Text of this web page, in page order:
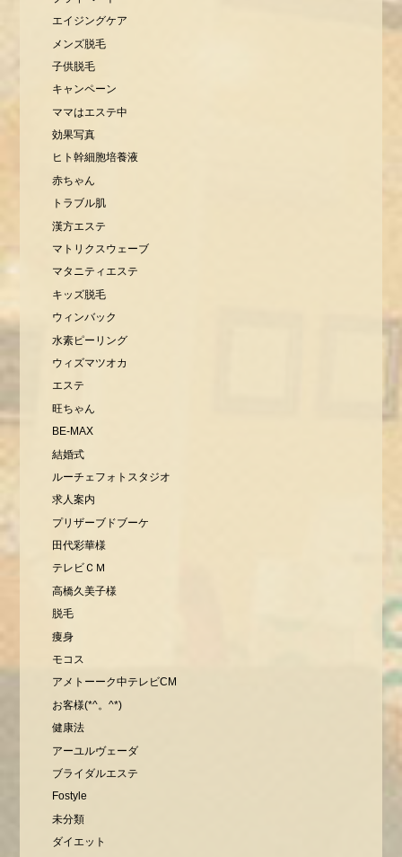
エイジングケア
メンズ脱毛
子供脱毛
キャンペーン
ママはエステ中
効果写真
ヒト幹細胞培養液
赤ちゃん
トラブル肌
漢方エステ
マトリクスウェーブ
マタニティエステ
キッズ脱毛
ウィンバック
水素ピーリング
ウィズマツオカ
エステ
旺ちゃん
BE-MAX
結婚式
ルーチェフォトスタジオ
求人案内
プリザーブドブーケ
田代彩華様
テレビＣＭ
高橋久美子様
脱毛
痩身
モコス
アメトーーク中テレビCM
お客様(*^。^*)
健康法
アーユルヴェーダ
ブライダルエステ
Fostyle
未分類
ダイエット